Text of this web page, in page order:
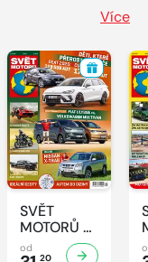
Více
SVĚT
MOTORŮ -
31/2026
od
20